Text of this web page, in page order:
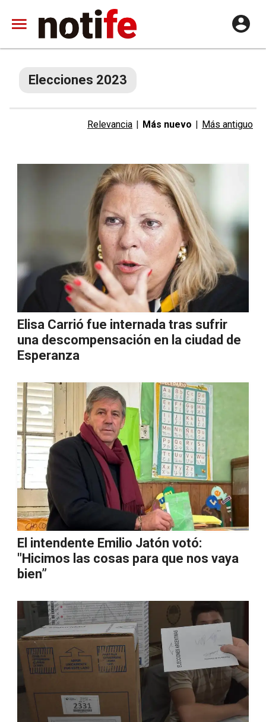
Elecciones 2023
Relevancia | Más nuevo | Más antiguo
Elisa Carrió fue internada tras sufrir
una descompensación en la ciudad de
Esperanza
El intendente Emilio Jatón votó:
"Hicimos las cosas para que nos vaya
bien”